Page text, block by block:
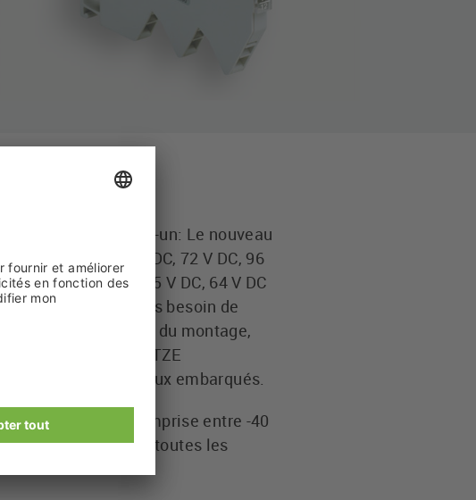
du tout-en-un: Le nouveau
le 24 V DC, 36 V DC, 72 V DC, 96
par ex. le 37,5 V DC, 64 V DC
n'ont plus besoin de
d´erreurs lors du montage,
universel de LÜTZE
différents réseaux embarqués.
de température comprise entre -40
et respecte toutes les